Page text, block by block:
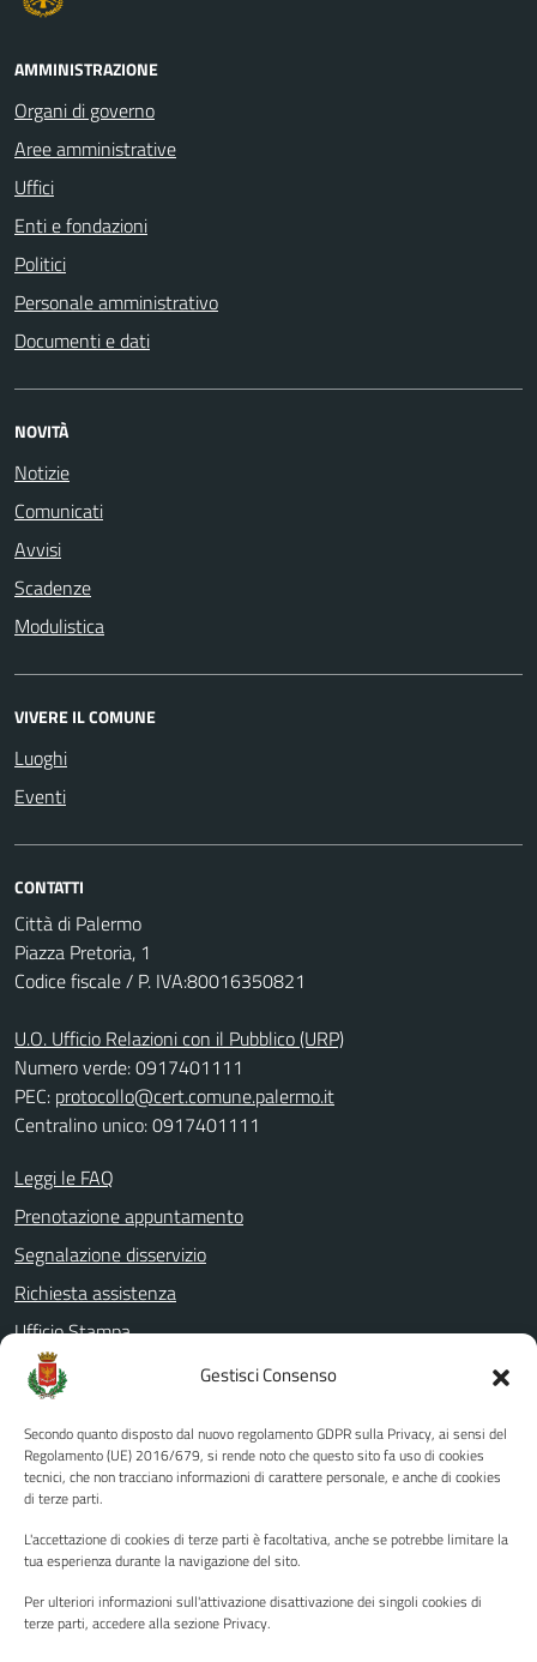
Gestisci Consenso
Secondo quanto disposto dal nuovo regolamento GDPR sulla Privacy, ai sensi del
Regolamento (UE) 2016/679, si rende noto che questo sito fa uso di cookies
tecnici, che non tracciano informazioni di carattere personale, e anche di cookies
di terze parti.
L'accettazione di cookies di terze parti è facoltativa, anche se potrebbe limitare la
tua esperienza durante la navigazione del sito.
Per ulteriori informazioni sull'attivazione disattivazione dei singoli cookies di
terze parti, accedere alla sezione Privacy.
AMMINISTRAZIONE
Organi di governo
Aree amministrative
Uffici
Enti e fondazioni
Politici
Personale amministrativo
Documenti e dati
NOVITÀ
Notizie
Comunicati
Avvisi
Scadenze
Modulistica
VIVERE IL COMUNE
Luoghi
Eventi
CONTATTI
Città di Palermo
Piazza Pretoria, 1
Codice fiscale / P. IVA:80016350821
U.O. Ufficio Relazioni con il Pubblico (URP)
Numero verde: 0917401111
PEC: protocollo@cert.comune.palermo.it
Centralino unico: 0917401111
Leggi le FAQ
Prenotazione appuntamento
Segnalazione disservizio
Richiesta assistenza
Ufficio Stampa
Amministrazione Trasparente
Albo pretorio
Informativa privacy
Note legali
Piano di miglioramento del sito